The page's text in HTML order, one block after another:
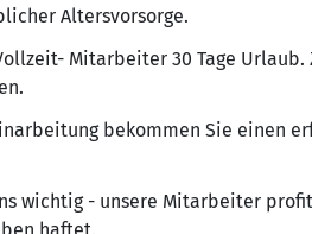
Altersvorsorge.
Mitarbeiter 30 Tage
bekommen Sie einen
wichtig - unsere Mitarbeiter